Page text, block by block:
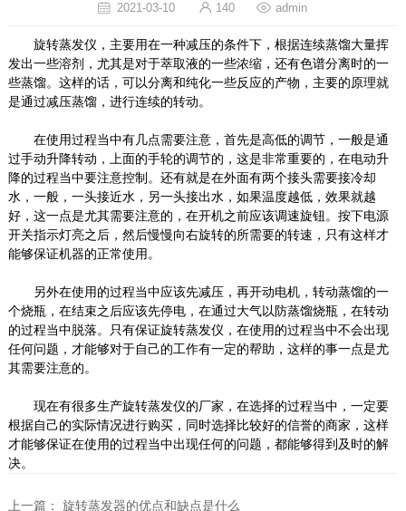
2021-03-10 140 admin
旋转蒸发仪，主要用在一种减压的条件下，根据连续蒸馏大量挥
发出一些溶剂，尤其是对于萃取液的一些浓缩，还有色谱分离时的一
些蒸馏。这样的话，可以分离和纯化一些反应的产物，主要的原理就
是通过减压蒸馏，进行连续的转动。
在使用过程当中有几点需要注意，首先是高低的调节，一般是通
过手动升降转动，上面的手轮的调节的，这是非常重要的，在电动升
降的过程当中要注意控制。还有就是在外面有两个接头需要接冷却
水，一般，一头接近水，另一头接出水，如果温度越低，效果就越
好，这一点是尤其需要注意的，在开机之前应该调速旋钮。按下电源
开关指示灯亮之后，然后慢慢向右旋转的所需要的转速，只有这样才
能够保证机器的正常使用。
另外在使用的过程当中应该先减压，再开动电机，转动蒸馏的一
个烧瓶，在结束之后应该先停电，在通过大气以防蒸馏烧瓶，在转动
的过程当中脱落。只有保证旋转蒸发仪，在使用的过程当中不会出现
任何问题，才能够对于自己的工作有一定的帮助，这样的事一点是尤
其需要注意的。
现在有很多生产旋转蒸发仪的厂家，在选择的过程当中，一定要
根据自己的实际情况进行购买，同时选择比较好的信誉的商家，这样
才能够保证在使用的过程当中出现任何的问题，都能够得到及时的解
决。
上一篇： 旋转蒸发器的优点和缺点是什么